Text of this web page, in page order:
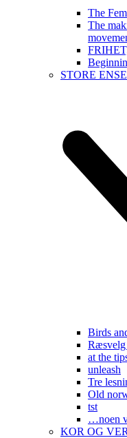
The
The
STORE
Birds
Ræsvelg
at the
unleash
Tre
Old
tst
…noen
KOR OG